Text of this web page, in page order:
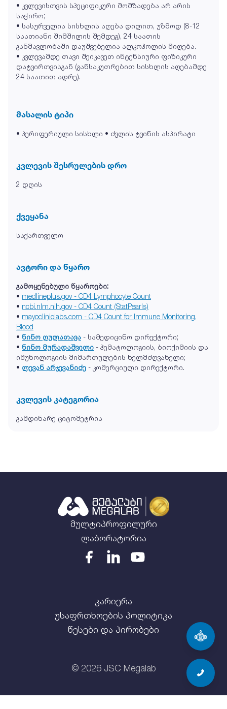
• კვლევისთვის სპეციფიკური მომზადება არ არის
საჭირო;
• სასურველია სისხლის აღება დილით, უზმოდ (8-12
საათიანი შიმშილის შემდეგ), 24 საათის
განმავლობაში დაუშვებელია ალკოჰოლის მიღება.
• კვლევამდე თავი შეიკავეთ ინტენსიური ფიზიკური
დატვირთვისგან (განსაკუთრებით სისხლის აღებამდე
24 საათით ადრე).
მასალის ტიპი
• პერიფერიული სისხლი • ძვლის ტვინის ასპირატი
კვლევის შესრულების დრო
2 დღის
ქვეყანა
საქართველო
ავტორი და წყარო
გამოყენებული წყაროები:
• medlineplus.gov - CD4 Lymphocyte Count
• ncbi.nlm.nih.gov - CD4 Count (StatPearls)
• mayocliniclabs.com - CD4 Count for Immune Monitoring,
Blood
• ნინო ღულათავა - სამედიცინო დირექტორი;
• ნინო მურადაშვილი - ჰემატოლოგიის, ბიოქიმიის და
იმუნოლოგიის მიმართულების ხელმძღვანელი;
• ლევან არჯევანიძე - კომერციული დირექტორი.
კვლევის კატეგორია
გამდინარე ციტომეტრია
მულტიპროფილური
ლაბორატორია
კარიერა
უსაფრთხოების პოლიტიკა
წესები და პირობები
© 2026JSC Megalab